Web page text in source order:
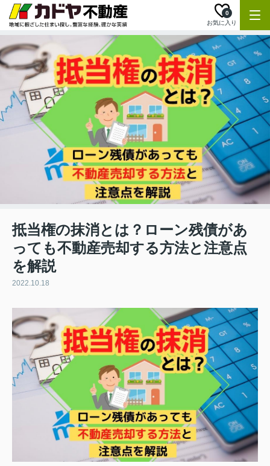
お気に入り
0
抵当権の抹消とは？ローン残債があ
っても不動産売却する方法と注意点
を解説
2022.10.18